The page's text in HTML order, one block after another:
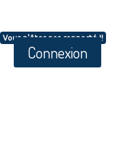
Vous n'êtes pas connecté !!
Connexion